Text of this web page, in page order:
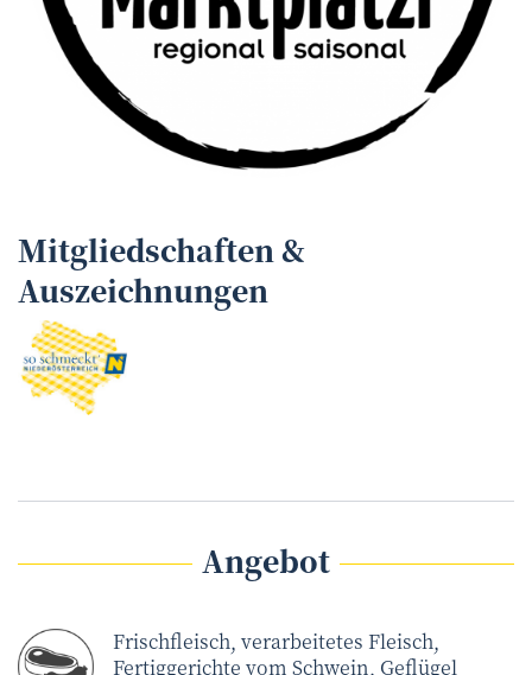
Mitgliedschaften &
Auszeichnungen
Angebot
Frischfleisch, verarbeitetes Fleisch,
Fertiggerichte vom Schwein, Geflügel